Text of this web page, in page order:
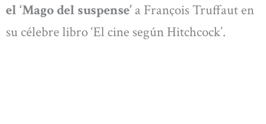
el ‘Mago del suspense’ a François Truffaut en
su célebre libro ‘El cine según Hitchcock’.